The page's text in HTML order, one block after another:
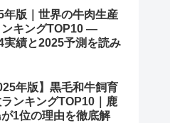
年版｜世界の牛肉生産
ンキングTOP10 —
実績と2025予測を読み
年版】黒毛和牛飼育
ンキングTOP10｜鹿
が1位の理由を徹底解